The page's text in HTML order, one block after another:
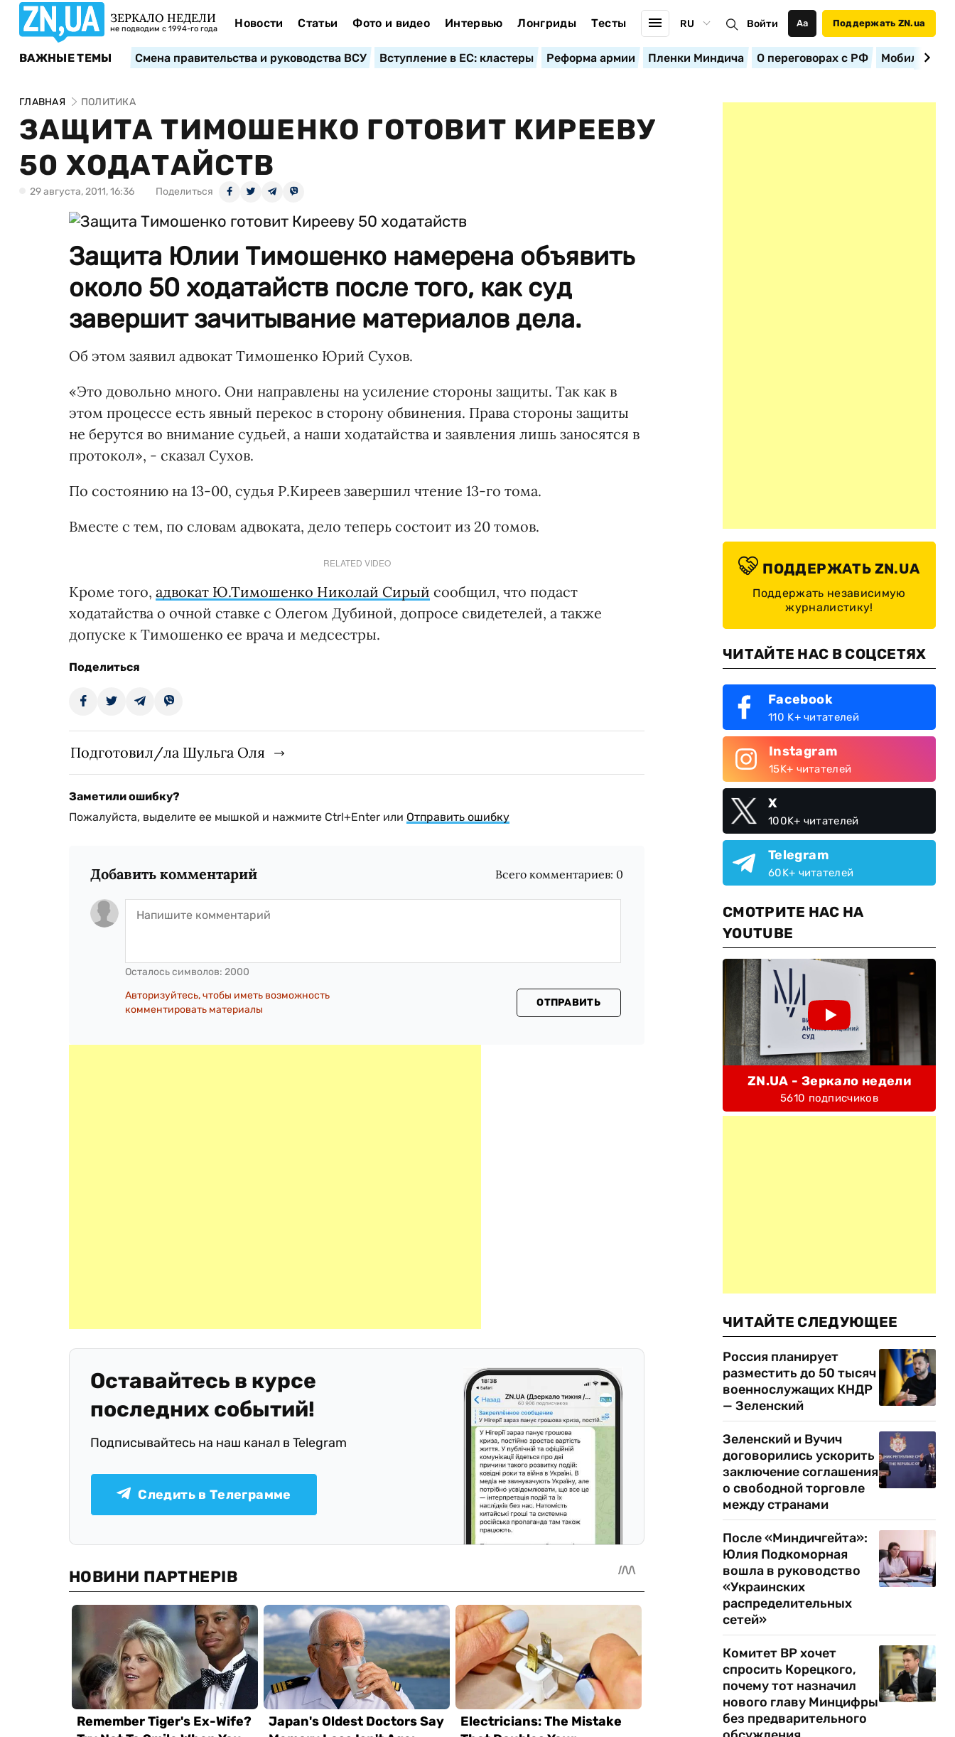
ЗЕРКАЛО НЕДЕЛИ
не подводим с 1994-го года Новости Статьи Фото и видео Интервью Лонгриды Тесты RU Войти Аа Поддержать ZN.ua
ВАЖНЫЕ ТЕМЫ Смена правительства и руководства ВСУ Вступление в ЕС: кластеры Реформа армии Пленки Миндича О переговорах с РФ
ГЛАВНАЯ ПОЛИТИКА
ЗАЩИТА ТИМОШЕНКО ГОТОВИТ КИРЕЕВУ
50 ХОДАТАЙСТВ
29 августа, 2011, 16:36 Поделиться
Защита Юлии Тимошенко намерена объявить
около 50 ходатайств после того, как суд
завершит зачитывание материалов дела.
Об этом заявил адвокат Тимошенко Юрий Сухов.
«Это довольно много. Они направлены на усиление стороны защиты. Так как в
этом процессе есть явный перекос в сторону обвинения. Права стороны защиты
не берутся во внимание судьей, а наши ходатайства и заявления лишь заносятся в
протокол», - сказал Сухов.
По состоянию на 13-00, судья Р.Киреев завершил чтение 13-го тома.
Вместе с тем, по словам адвоката, дело теперь состоит из 20 томов.
RELATED VIDEO
Кроме того, адвокат Ю.Тимошенко Николай Сирый сообщил, что подаст
ходатайства о очной ставке с Олегом Дубиной, допросе свидетелей, а также
допуске к Тимошенко ее врача и медсестры.
Поделиться
Подготовил/ла Шульга Оля
Заметили ошибку?
Пожалуйста, выделите ее мышкой и нажмите Ctrl+Enter или Отправить ошибку
Добавить комментарий Всего комментариев: 0
Осталось символов: 2000
Авторизуйтесь, чтобы иметь возможность
комментировать материалы
ОТПРАВИТЬ
Оставайтесь в курсе
последних событий!
Подписывайтесь на наш канал в Telegram
Следить в Телеграмме
ПОДДЕРЖАТЬ ZN.UA
Поддержать независимую
журналистику!
ЧИТАЙТЕ НАС В СОЦСЕТЯХ
Facebook
110 K+ читателей
Instagram
15K+ читателей
X
100K+ читателей
Telegram
60K+ читателей
СМОТРИТЕ НАС НА
YOUTUBE
ZN.UA - Зеркало недели
5610 подписчиков
ЧИТАЙТЕ СЛЕДУЮЩЕЕ
Россия планирует
разместить до 50 тысяч
военнослужащих КНДР
— Зеленский
Зеленский и Вучич
договорились ускорить
заключение соглашения
о свободной торговле
между странами
После «Миндичгейта»:
Юлия Подкоморная
вошла в руководство
«Украинских
распределительных
сетей»
Комитет ВР хочет
спросить Корецкого,
почему тот назначил
нового главу Минцифры
без предварительного